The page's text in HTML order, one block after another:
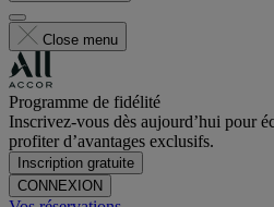
Close menu
Programme de fidélité
Inscrivez-vous dès aujourd’hui pour
profiter d’avantages exclusifs.
Inscription gratuite
CONNEXION